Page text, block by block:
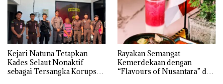
Kejari Natuna Tetapkan
Kades Selaut Nonaktif
sebagai Tersangka Korupsi
Rayakan Semangat
Kemerdekaan dengan
“Flavours of Nusantara” di